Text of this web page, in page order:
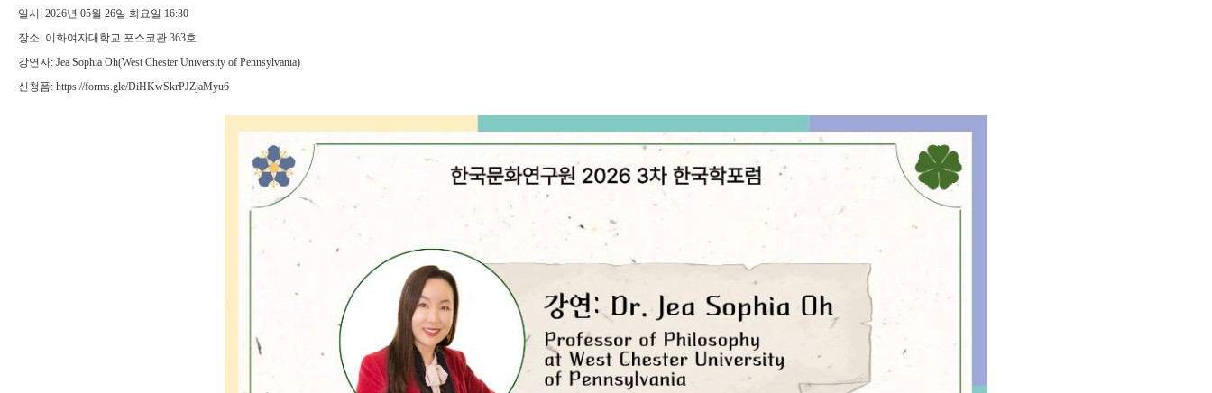
일시: 2026년 05월 26일 화요일 16:30
장소: 이화여자대학교 포스코관 363호
강연자: Jea Sophia Oh(West Chester University of Pennsylvania)
신청폼: https://forms.gle/DiHKwSkrPJZjaMyu6